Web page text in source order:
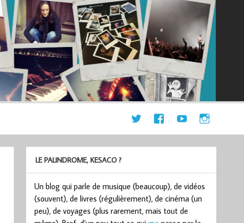
LE PALINDROME, KESACO ?
Un blog qui parle de musique (beaucoup), de vidéos
(souvent), de livres (régulièrement), de cinéma (un
peu), de voyages (plus rarement, mais tout de